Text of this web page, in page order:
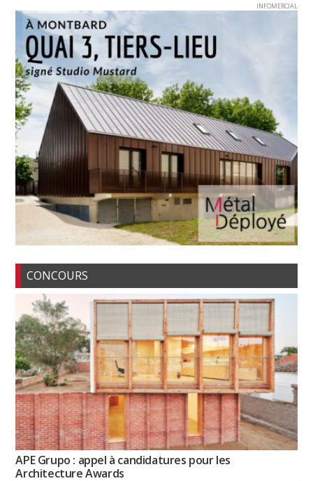
INFOMERCIAL
CONCOURS
APE Grupo : appel à candidatures pour les
Architecture Awards